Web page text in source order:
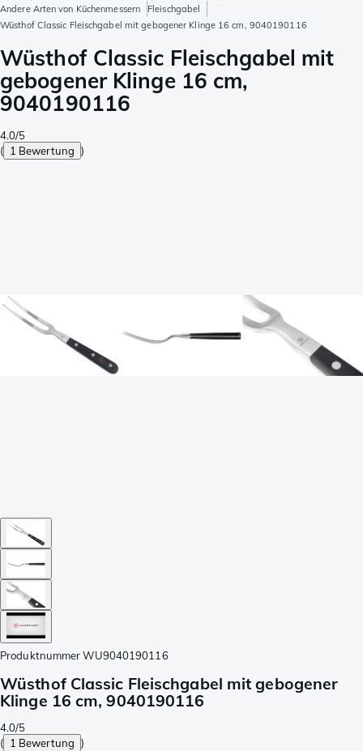
Andere Arten von Küchenmessern
Fleischgabel
Wüsthof Classic Fleischgabel mit gebogener Klinge 16 cm, 9040190116
Wüsthof Classic Fleischgabel mit
gebogener Klinge 16 cm,
9040190116
4.0/5
( 1 Bewertung )
Produktnummer WU9040190116
Wüsthof Classic Fleischgabel mit gebogener
Klinge 16 cm, 9040190116
4.0/5
( 1 Bewertung )